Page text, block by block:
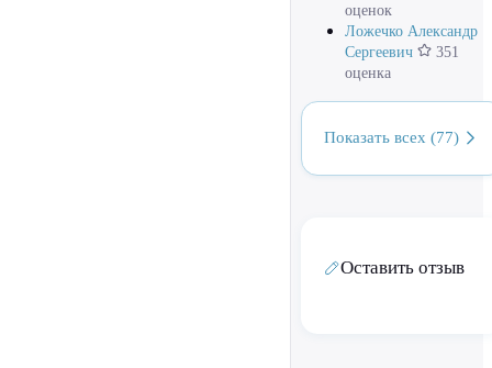
оценок
Ложечко Александр
Сергеевич
351
оценка
Показать всех (77)
Оставить отзыв